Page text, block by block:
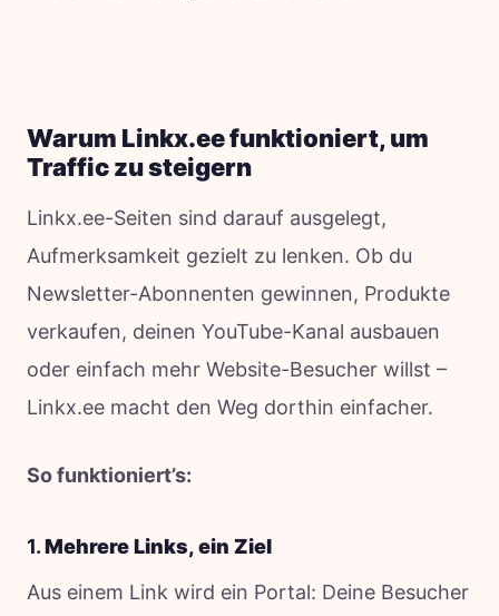
Warum Linkx.ee funktioniert, um
Traffic zu steigern
Linkx.ee-Seiten sind darauf ausgelegt,
Aufmerksamkeit gezielt zu lenken. Ob du
Newsletter-Abonnenten gewinnen, Produkte
verkaufen, deinen YouTube-Kanal ausbauen
oder einfach mehr Website-Besucher willst –
Linkx.ee macht den Weg dorthin einfacher.
So funktioniert’s:
1.Mehrere Links, ein Ziel
Aus einem Link wird ein Portal: Deine Besucher